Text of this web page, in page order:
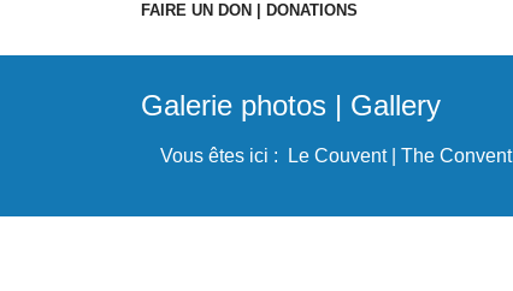
FAIRE UN DON | DONATIONS
Galerie photos | Gallery
Vous êtes ici : Le Couvent | The Convent